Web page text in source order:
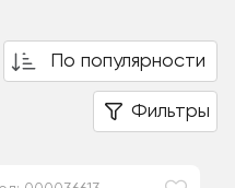
По популярности
Фильтры